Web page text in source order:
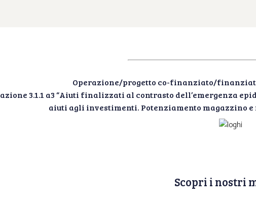
Operazione/progetto co-finanziato/finanziato
azione 3.1.1 a3 “Aiuti finalizzati al contrasto dell’emergenza
aiuti agli investimenti. Potenziamento magazzino
Scopri i nostri